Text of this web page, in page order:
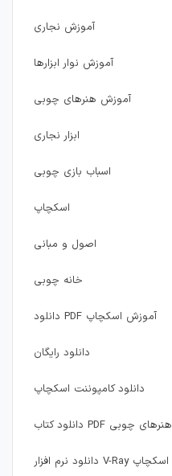
آموزش نجاری
آموزش نوار ابزارها
آموزش هنرهای چوبی
ابزار نجاری
اسباب بازی چوبی
اسکچاپ
اصول و مبانی
خانه چوبی
دانلود PDF آموزش اسکچاپ
دانلود رایگان
دانلود کامپوننت اسکچاپ
دانلود کتاب PDF هنرهای چوبی
دانلود نرم افزار V-Ray اسکچاپ